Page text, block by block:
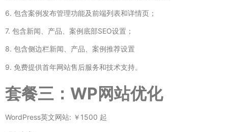
6. 包含案例发布管理功能及前端列表和详情页；
7. 包含新闻、产品、案例底部SEO设置；
8. 包含侧边栏新闻、产品、案例推荐设置
9. 免费提供首年网站售后服务和技术支持。
套餐三：WP网站优化
WordPress英文网站: ￥1500 起